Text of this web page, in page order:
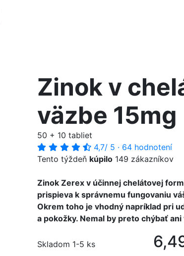
Zinok v
väzbe 15mg
50 + 10 tabliet
4,7/ 5 · 64 hodnotení
Tento týždeň kúpilo 149 zákazníkov
Zinok Zerex v účinnej chelátovej
prispieva k správnemu fungovaniu
Okrem toho je vhodný napríklad pri
a pokožky. Nemal by preto chýbať
Skladom 1-5 ks